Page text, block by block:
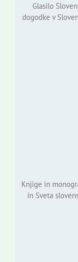
Glasilo
dogodke v
Knjige in
in Sveta